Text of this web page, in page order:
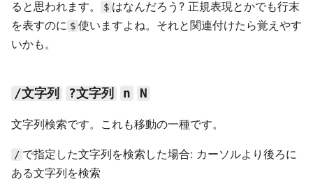
ると思われます。 $ はなんだろう? 正規表現とかでも行末
を表すのに $ 使いますよね。それと関連付けたら覚えやす
いかも。
/文字列 ?文字列 n N
文字列検索です。これも移動の一種です。
/ で指定した文字列を検索した場合: カーソルより後ろに
ある文字列を検索